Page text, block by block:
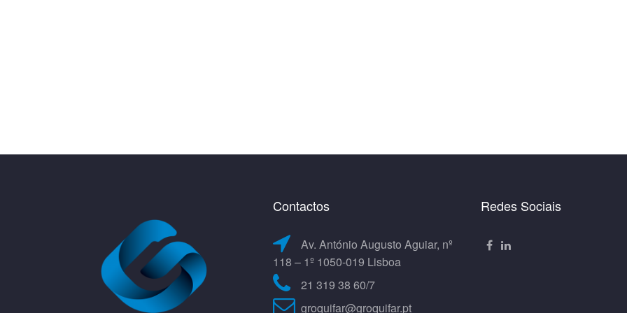
Contactos
Av. António Augusto Aguiar, nº
118 – 1º 1050-019 Lisboa
21 319 38 60/7
groquifar@groquifar.pt
Redes Sociais